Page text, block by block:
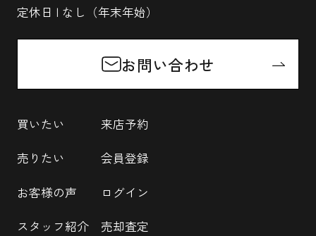
定休日 | なし（年末年始）
お問い合わせ
買いたい
売りたい
お客様の声
スタッフ紹介
来店予約
会員登録
ログイン
売却査定